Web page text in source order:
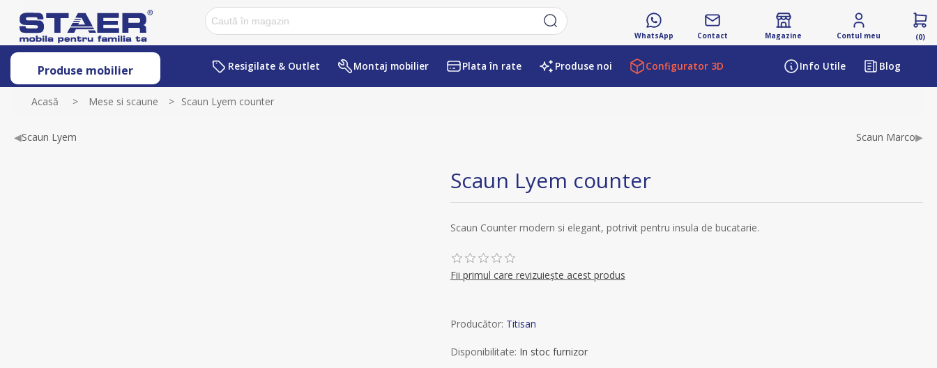
WhatsApp Contact Magazine Contul meu (0)
Produse mobilier Resigilate & Outlet Montaj mobilier Plata în rate Produse noi Configurator 3D Info Utile Blog
Acasă > Mese si scaune > Scaun Lyem counter
◀Scaun Lyem Scaun Marco▶
Scaun Lyem counter
Scaun Counter modern si elegant, potrivit pentru insula de bucatarie.
Fii primul care revizuiește acest produs
Producător: Titisan
Disponibilitate: In stoc furnizor
Numele atributului Valoarea atributului